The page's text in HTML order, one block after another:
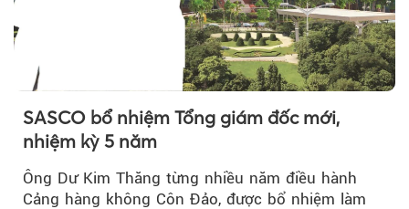
SASCO bổ nhiệm Tổng giám đốc mới,
nhiệm kỳ 5 năm
Ông Dư Kim Thăng từng nhiều năm điều hành
Cảng hàng không Côn Đảo, được bổ nhiệm làm